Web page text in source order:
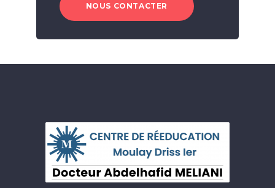
NOUS CONTACTER